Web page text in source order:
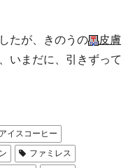
たが、きのうの
皮膚
いまだに、引きずって
アイスコーヒー
ファミレス